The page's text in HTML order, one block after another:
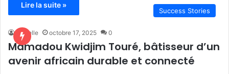
Lire la suite »
Success Stories
danielle octobre 17, 2025 0
Mamadou Kwidjim Touré, bâtisseur d’un
avenir africain durable et connecté